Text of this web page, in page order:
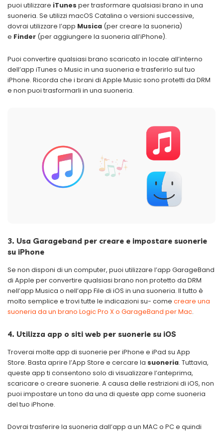
puoi utilizzare iTunes per trasformare qualsiasi brano in una
suoneria. Se utilizzi macOS Catalina o versioni successive,
dovrai utilizzare l’app Musica (per creare la suoneria)
e Finder (per aggiungere la suoneria all’iPhone).
Puoi convertire qualsiasi brano scaricato in locale all’interno
dell’app iTunes o Music in una suoneria e trasferirlo sul tuo
iPhone. Ricorda che i brani di Apple Music sono protetti da DRM
e non puoi trasformarli in una suoneria.
3. Usa Garageband per creare e impostare suonerie
su iPhone
Se non disponi di un computer, puoi utilizzare l’app GarageBand
di Apple per convertire qualsiasi brano non protetto da DRM
nell’app Musica o nell’app File di iOS in una suoneria. Il tutto è
molto semplice e trovi tutte le indicazioni su- come creare una
suoneria da un brano Logic Pro X o GarageBand per Mac.
4. Utilizza app o siti web per suonerie su iOS
Troverai molte app di suonerie per iPhone e iPad su App
Store. Basta aprire l’App Store e cercare la suoneria. Tuttavia,
queste app ti consentono solo di visualizzare l’anteprima,
scaricare o creare suonerie. A causa delle restrizioni di iOS, non
puoi impostare un tono da una di queste app come suoneria
del tuo iPhone.
Dovrai trasferire la suoneria dall’app a un MAC o PC e quindi